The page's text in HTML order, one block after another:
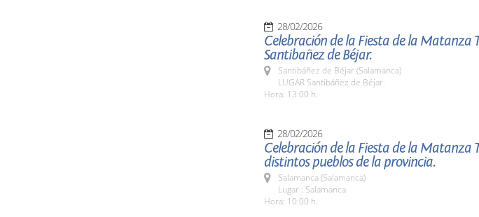
28/02/2026
Celebración de la Fiesta de la Matanza
Santibañez de Béjar.
Santibáñez de Béjar (Salamanca)
LUGAR Santibáñez de Béjar.
Hora: 13:00 h.
28/02/2026
Celebración de la Fiesta de la Matanza
distintos pueblos de la provincia.
Salamanca (Salamanca)
Lugar : Salamanca
Hora: 10:00 h.